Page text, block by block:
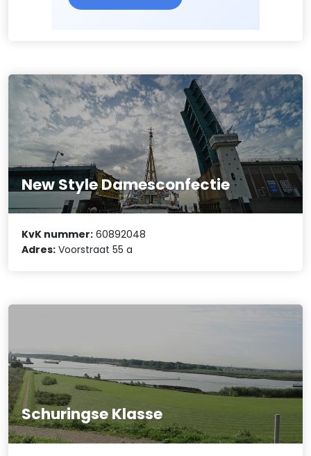
New Style Damesconfectie
KvK nummer: 60892048
Adres: Voorstraat 55 a
Schuringse Klasse